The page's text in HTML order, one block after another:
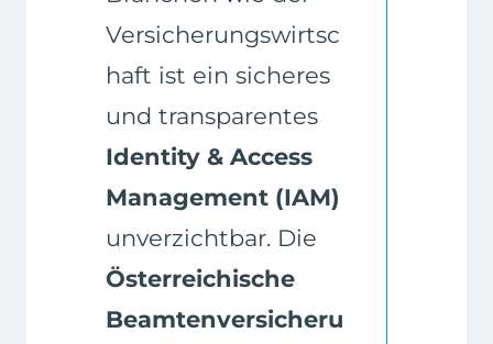
Versicherungswirtsc
haft ist ein sicheres
und transparentes
Identity & Access
Management (IAM)
unverzichtbar. Die
Österreichische
Beamtenversicheru